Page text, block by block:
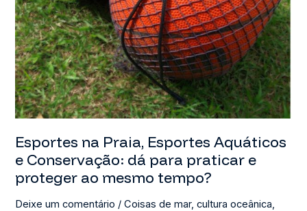
Esportes na Praia, Esportes Aquáticos
e Conservação: dá para praticar e
proteger ao mesmo tempo?
Deixe um comentário /Coisas de mar,cultura oceânica,